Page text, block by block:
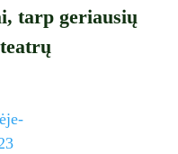
tarp geriausių